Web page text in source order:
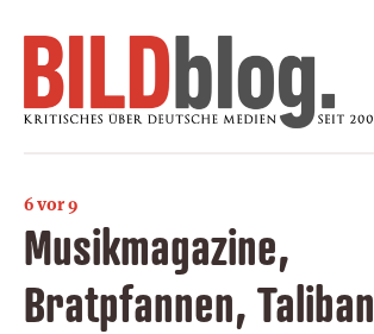
6 vor 9
Musikmagazine,
Bratpfannen, Taliban